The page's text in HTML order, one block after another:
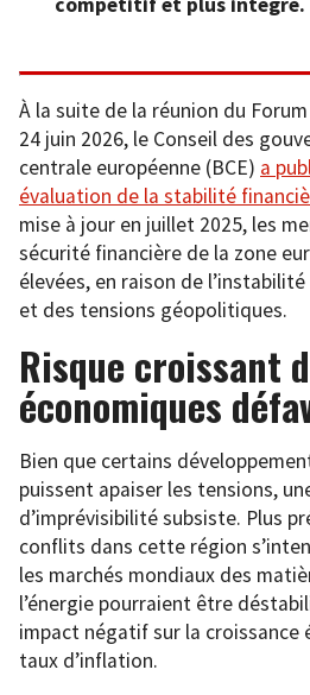
À la suite de la réunion du
24 juin 2026, le Conseil des
centrale européenne (BCE) a
évaluation de la stabilité
mise à jour en juillet 2025, les
sécurité financière de la zone
élevées, en raison de
et des tensions géopolitiques.
Risque croissant
économiques
Bien que certains
puissent apaiser les tensions,
d’imprévisibilité subsiste. Plus
conflits dans cette région
les marchés mondiaux des
l’énergie pourraient être
impact négatif sur la croissance
taux d’inflation.